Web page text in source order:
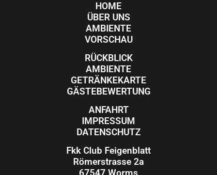
HOME
ÜBER UNS
AMBIENTE
VORSCHAU
RÜCKBLICK
AMBIENTE
GETRÄNKEKARTE
GÄSTEBEWERTUNG
ANFAHRT
IMPRESSUM
DATENSCHUTZ
Fkk Club Feigenblatt
Römerstrasse 2a